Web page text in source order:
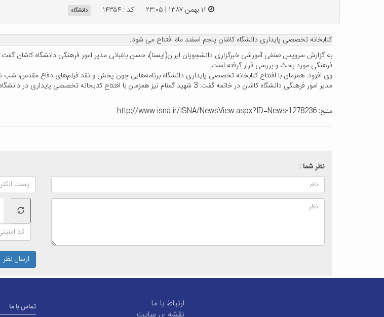
۱۱ بهمن ۱۳۸۷ | ۲۳:۰۵ کد : ۱۴۳۵۴ دانشگاه
کتابخانه تخصصی پایداری دانشگاه کاشان پنجم اسفند ماه افتتاح می شود.
به گزارش سرویس صنفی آموزشی خبرگزاری دانشجویان ایران(ایسنا)، حسن باغبانی مدیر امور فرهنگی دانشگاه کاشان گفت:
فرهنگی مورد بحث و بررسی قرار گرفته است.
وی افزود: همزمان با افتتاح کتابخانه تخصصی پایداری دانشگاه برنامه‌هایی چون پخش و نقد فیلم‌های دفاع مقدس، شب
مدیر امور فرهنگی دانشگاه کاشان در خاتمه گفت: 3 شهید گمنام نیز همزمان با افتتاح کتابخانه تخصصی پایداری در دانشگاه کاشان تدفین می شوند.
منبع: http://www.isna.ir/ISNA/NewsView.aspx?ID=News-1278236
نظر شما :
ارسال نظر
ارتباط با ما
تماس با ما